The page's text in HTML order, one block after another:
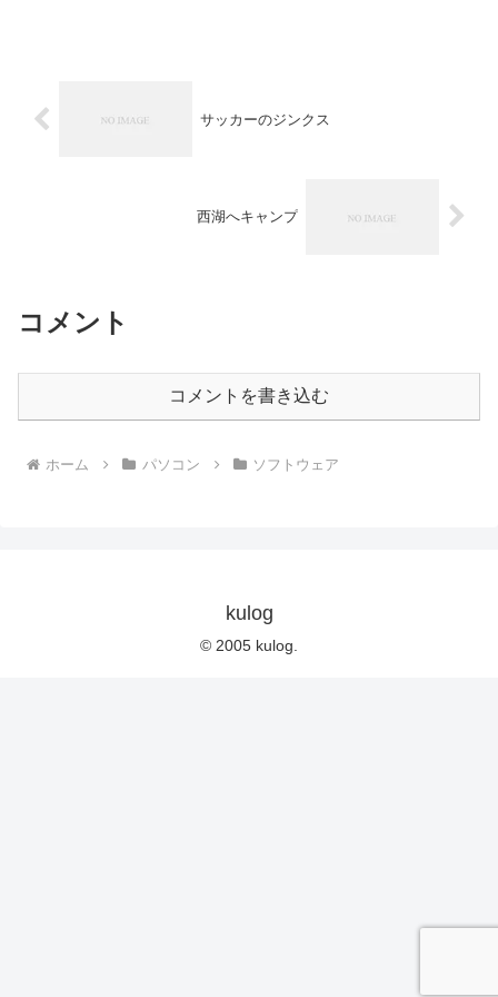
サッカーのジンクス
西湖へキャンプ
コメント
コメントを書き込む
ホーム パソコン ソフトウェア
kulog
© 2005 kulog.